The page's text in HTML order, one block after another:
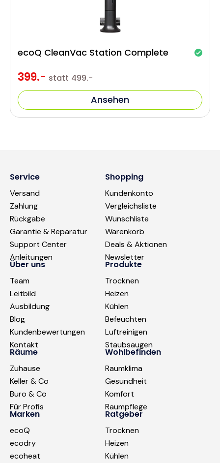
399.- statt 499.-
ecoQ CleanVac Station Complete
Ansehen
Service
Versand
Zahlung
Rückgabe
Garantie & Reparatur
Support Center
Anleitungen
Shopping
Kundenkonto
Vergleichsliste
Wunschliste
Warenkorb
Deals & Aktionen
Newsletter
Über uns
Team
Leitbild
Ausbildung
Blog
Kundenbewertungen
Kontakt
Produkte
Trocknen
Heizen
Kühlen
Befeuchten
Luftreinigen
Staubsaugen
Räume
Zuhause
Keller & Co
Büro & Co
Für Profis
Wohlbefinden
Raumklima
Gesundheit
Komfort
Raumpflege
Marken
ecoQ
ecodry
ecoheat
Ratgeber
Trocknen
Heizen
Kühlen